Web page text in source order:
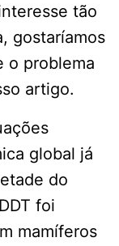
tão
gostaríamos
o problema
artigo.
global já
do
foi
mamíferos